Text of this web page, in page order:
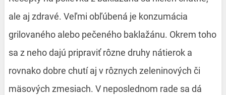
ale aj zdravé. Veľmi obľúbená je konzumácia
grilovaného alebo pečeného baklažánu. Okrem toho
sa z neho dajú pripraviť rôzne druhy nátierok a
rovnako dobre chutí aj v rôznych zeleninových či
mäsových zmesiach. V neposlednom rade sa dá